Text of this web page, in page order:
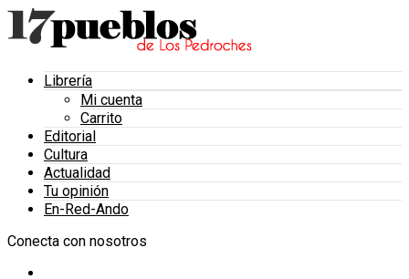
Librería
Mi cuenta
Carrito
Editorial
Cultura
Actualidad
Tu opinión
En-Red-Ando
Conecta con nosotros